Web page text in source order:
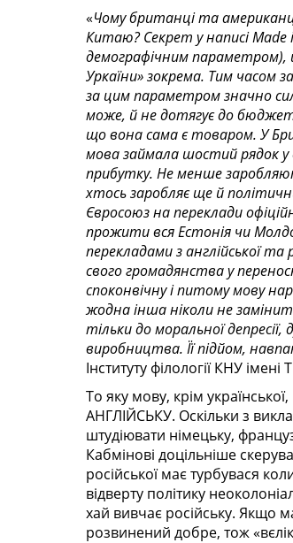
«Чому британці та
Китаю? Секрет у написі
демографічним параметром),
Уркаїни» зокрема. Тим часом
за цим параметром значно
може, й не дотягує до
що вона сама є товаром. У
мова займала шостий рядок у
прибутку. Не менше
хтось заробляє ще й
Євросоюз на переклади
прожити вся Естонія чи
перекладами з англійської
свого громадянства у
споконвічну і питому мову
жодна інша ніколи не
тільки до моральної
виробництва. Її підйом,
Інституту філології КНУ
То яку мову, крім
АНГЛІЙСЬКУ. Оскільки з
штудіювати німецьку,
Кабмінові доцільніше
російської має турбувася
відверту політику
хай вивчає російську. Якщо
розвинений добре, тож